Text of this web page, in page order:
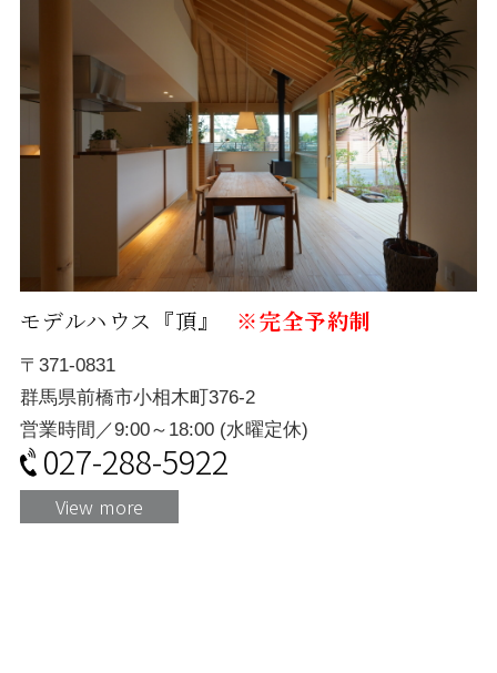
モデルハウス『頂』 ※完全予約制
〒371-0831
群馬県前橋市小相木町376-2
営業時間／9:00～18:00 (水曜定休)
027-288-5922
View more